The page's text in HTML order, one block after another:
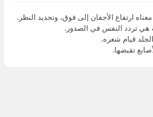
ارتفاع الأجفان إلى فوق، وتحديد النظر.
تردد النفس في الصدور.
قيام شعره.
تقبضها.